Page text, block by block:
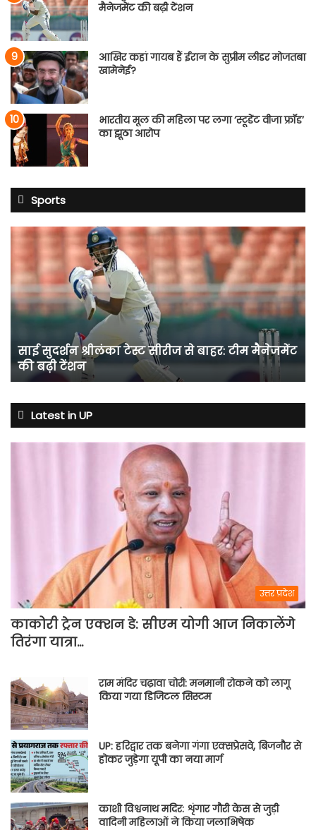
मैनेजमेंट की बढ़ी टेंशन
आखिर कहां गायब हैं ईरान के सुप्रीम लीडर मोजतबा
खामेनेई?
भारतीय मूल की महिला पर लगा ‘स्टूडेंट वीजा फ्रॉड’
का झूठा आरोप
Sports
साई
श्रीलंका
सीरीज
से
मैनेजमेंट
की
बढ़ी
साई सुदर्शन श्रीलंका टेस्ट सीरीज से बाहर: टीम मैनेजमेंट
की बढ़ी टेंशन
Latest in UP
उत्तर प्रदेश
काकोरी ट्रेन एक्शन डे: सीएम योगी आज निकालेंगे
तिरंगा यात्रा…
राम मंदिर चढ़ावा चोरी: मनमानी रोकने को लागू
किया गया डिजिटल सिस्टम
UP: हरिद्वार तक बनेगा गंगा एक्सप्रेसवे, बिजनौर से
होकर जुड़ेगा यूपी का नया मार्ग
काशी विश्वनाथ मदिर: शृंगार गौरी केस से जुड़ी
वादिनी महिलाओं ने किया जलाभिषेक